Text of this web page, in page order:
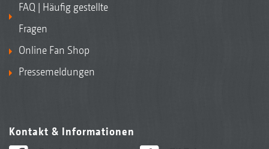
FAQ | Häufig gestellte
Fragen
Online Fan Shop
Pressemeldungen
Kontakt & Informationen